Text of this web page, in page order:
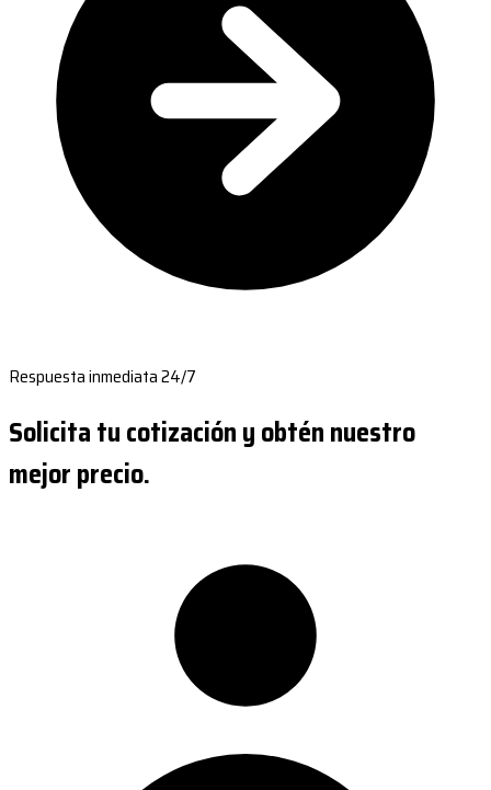
Respuesta inmediata 24/7
Solicita tu cotización y obtén nuestro
mejor precio.